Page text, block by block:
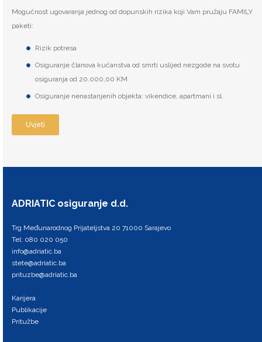
kanalizacijskim cijevima, troškovi zamjenskih
preseljenja, štete kao posljedica pritiska snijega i
uslijed djelovanja težine snježnih ili ledenih masa.
štete nastale uslijed otvorenih ili nepravilno
posrednog udara groma, razbojništva izvan mjesta
Mogućnost ugovaranja jednog od dopunskih rizika koji Vam pružaju FAMILY
paketi:
Rizik potresa
Osiguranje članova kućanstva od smrti uslijed nezgode na svotu
osiguranja od 20.000,00 KM
Osiguranje nenastanjenih objekta: vikendice, apartmani i sl.
Uvjeti
ADRIATIC osiguranje d.d.
Trg Međunarodnog Prijateljstva 20 71000 Sarajevo
Tel: 080 020 050
info@adriatic.ba
stete@adriatic.ba
prituzbe@adriatic.ba
Karijera
Publikacije
Pritužbe